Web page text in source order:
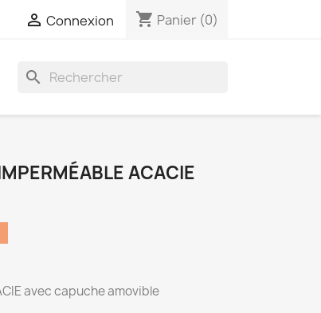
 Connexion shopping_cart Panier (0)
search
ACACIE
avec capuche amovible